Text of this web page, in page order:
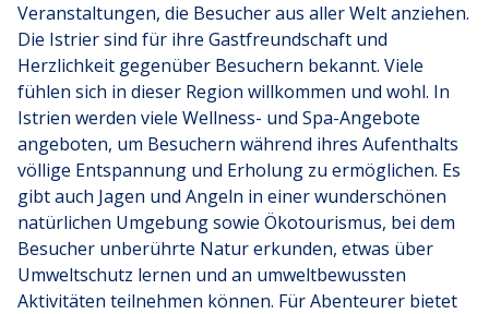
Veranstaltungen, die Besucher aus aller Welt anziehen.
Die Istrier sind für ihre Gastfreundschaft und
Herzlichkeit gegenüber Besuchern bekannt. Viele
fühlen sich in dieser Region willkommen und wohl. In
Istrien werden viele Wellness- und Spa-Angebote
angeboten, um Besuchern während ihres Aufenthalts
völlige Entspannung und Erholung zu ermöglichen. Es
gibt auch Jagen und Angeln in einer wunderschönen
natürlichen Umgebung sowie Ökotourismus, bei dem
Besucher unberührte Natur erkunden, etwas über
Umweltschutz lernen und an umweltbewussten
Aktivitäten teilnehmen können. Für Abenteurer bietet